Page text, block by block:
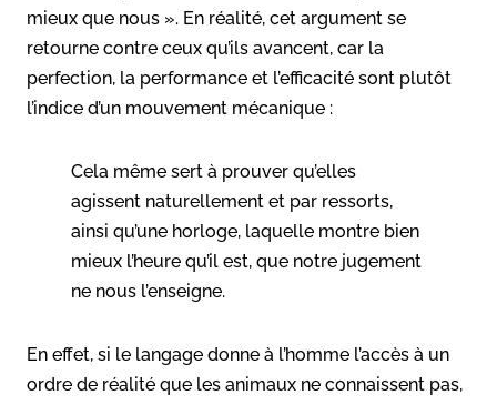
mieux que nous ». En réalité, cet argument se
retourne contre ceux qu’ils avancent, car la
perfection, la performance et l’efficacité sont plutôt
l’indice d’un mouvement mécanique :
Cela même sert à prouver qu’elles
agissent naturellement et par ressorts,
ainsi qu’une horloge, laquelle montre bien
mieux l’heure qu’il est, que notre jugement
ne nous l’enseigne.
En effet, si le langage donne à l’homme l’accès à un
ordre de réalité que les animaux ne connaissent pas,